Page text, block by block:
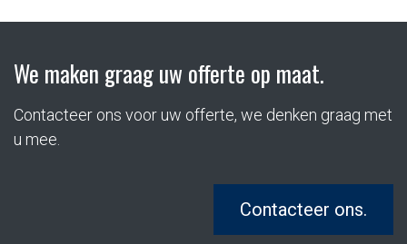
We maken graag uw offerte op maat.
Contacteer ons voor uw offerte, we denken graag met
u mee.
Contacteer ons.